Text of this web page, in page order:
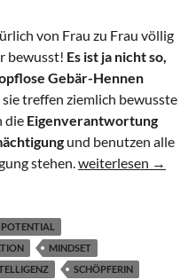
von Frau zu Frau völlig
bewusst! Es ist ja nicht so,
Gebär-Hennen
sie treffen ziemlich bewusste
die Eigenverantwortung
und benutzen alle
stehen. Die Frage der
weiterlesen →
POTENTIAL
MINDSET
SCHÖPFERIN